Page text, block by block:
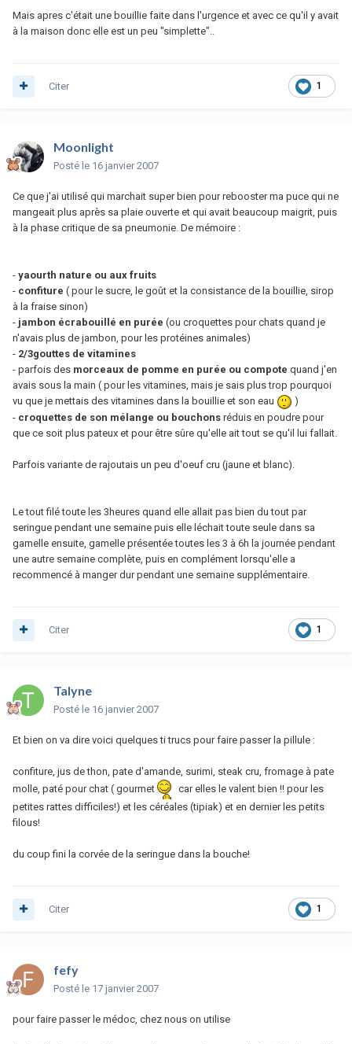
Mais apres c'était une bouillie faite dans l'urgence et avec ce qu'il y avait
à la maison donc elle est un peu "simplette"..
1
Citer
Moonlight
Posté le 16 janvier 2007
Ce que j'ai utilisé qui marchait super bien pour rebooster ma puce qui ne
mangeait plus après sa plaie ouverte et qui avait beaucoup maigrit, puis
à la phase critique de sa pneumonie. De mémoire :
- yaourth nature ou aux fruits
- confiture ( pour le sucre, le goût et la consistance de la bouillie, sirop
à la fraise sinon)
- jambon écrabouillé en purée (ou croquettes pour chats quand je
n'avais plus de jambon, pour les protéines animales)
- 2/3gouttes de vitamines
- parfois des morceaux de pomme en purée ou compote quand j'en
avais sous la main ( pour les vitamines, mais je sais plus trop pourquoi
vu que je mettais des vitamines dans la bouillie et son eau
)
- croquettes de son mélange ou bouchons réduis en poudre pour
que ce soit plus pateux et pour être sûre qu'elle ait tout se qu'il lui fallait.
Parfois variante de rajoutais un peu d'oeuf cru (jaune et blanc).
Le tout filé toute les 3heures quand elle allait pas bien du tout par
seringue pendant une semaine puis elle léchait toute seule dans sa
gamelle ensuite, gamelle présentée toutes les 3 à 6h la journée pendant
une autre semaine complète, puis en complément lorsqu'elle a
recommencé à manger dur pendant une semaine supplémentaire.
1
Citer
Talyne
Posté le 16 janvier 2007
Et bien on va dire voici quelques ti trucs pour faire passer la pillule :
confiture, jus de thon, pate d'amande, surimi, steak cru, fromage à pate
molle, paté pour chat ( gourmet
car elles le valent bien !! pour les
petites rattes difficiles!) et les céréales (tipiak) et en dernier les petits
filous!
du coup fini la corvée de la seringue dans la bouche!
1
Citer
fefy
Posté le 17 janvier 2007
pour faire passer le médoc, chez nous on utilise